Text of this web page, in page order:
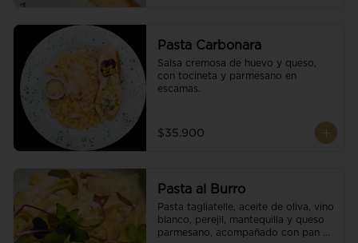
Pasta Carbonara
Salsa cremosa de huevo y queso,
con tocineta y parmesano en
escamas.
$35.900
Pasta al Burro
Pasta tagliatelle, aceite de oliva, vino
blanco, perejil, mantequilla y queso
parmesano, acompañado con pan